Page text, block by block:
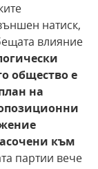
натиск,
влияние
общество е
на
към
партии вече